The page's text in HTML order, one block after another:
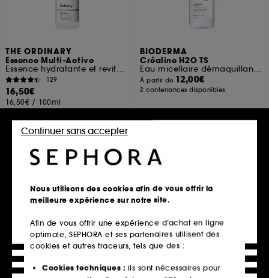
THE ORDINARY
Essence Multi-Active
Essence hydratante et revitalisante
129
16,50€
16,50€ / 100ml
Ajouter au panier
BIODERMA
Créaline H2O TS
Eau micellaire démaquillante peaux très sèches
À partir de 12,00€
2 contenances disponibles
Ajouter au panier
Clean at Sephora
Nous utilisons des cookies afin de vous offrir la
meilleure expérience sur notre site.
Afin de vous offrir une expérience d’achat en ligne
optimale, SEPHORA et ses partenaires utilisent des
cookies et autres traceurs, tels que des :
Cookies techniques : ils sont nécessaires pour
Continuer sans accepter